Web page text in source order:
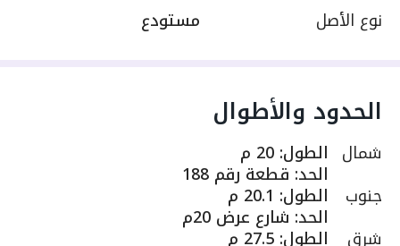
نوع الأصل
مستودع
الحدود والأطوال
شمال الطول: 20 م
الحد: قطعة رقم 188
جنوب الطول: 20.1 م
الحد: شارع عرض 20م
شرق الطول: 27.5 م